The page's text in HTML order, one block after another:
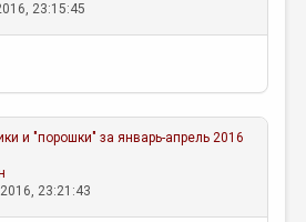
23:15:45
и "порошки" за январь-апрель 2016
23:21:43